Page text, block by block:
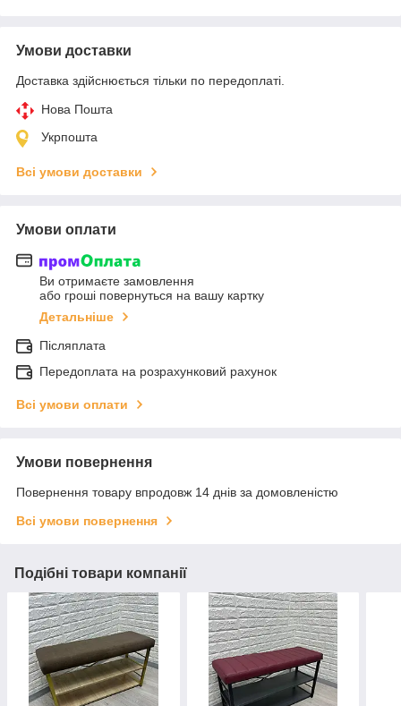
Умови доставки
Доставка здійснюється тільки по передоплаті.
Нова Пошта
Укрпошта
Всі умови доставки
Умови оплати
Ви отримаєте замовлення
або гроші повернуться на вашу картку
Детальніше
Післяплата
Передоплата на розрахунковий рахунок
Всі умови оплати
Умови повернення
Повернення товару впродовж 14 днів за домовленістю
Всі умови повернення
Подібні товари компанії